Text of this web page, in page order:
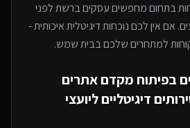
מהלקוחות בתחום מחפשים עסקים ברשת לפני
אם אין לכם נוכחות דיגיטלית איכותית -
למתחריםשלכם בבית שמש.
בפיתוח מקדם אתרים
דיגיטליים ליועצי